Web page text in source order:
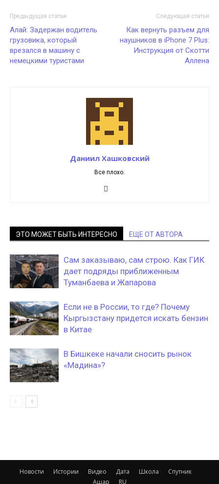
Предыдущая статья
Алай: Задержан водитель
грузовика, который
врезался в машину с
немецкими туристами
Следующая статья
Как вернуть разъем для
наушников в iPhone 7 Plus:
Инструкция от Скотти
Аллена
Даниил Хашковский
Все плохо.
ЭТО МОЖЕТ БЫТЬ ИНТЕРЕСНО ЕЩЕ ОТ АВТОРА
Сам заказываю, сам строю. Как ГИК
дает подряды приближенным
Туманбаева и Жапарова
Если не в России, то где? Почему
Кыргызстану придется искать бензин
в Китае
В Бишкеке начали сносить рынок
«Мадина»?
Новости Истории Видео Дата Школа
Спутник
Ашар
RU